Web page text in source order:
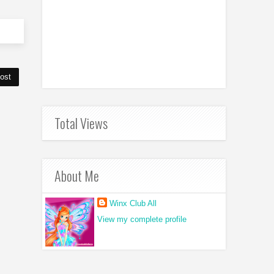
Total Views
About Me
Winx Club All
View my complete profile